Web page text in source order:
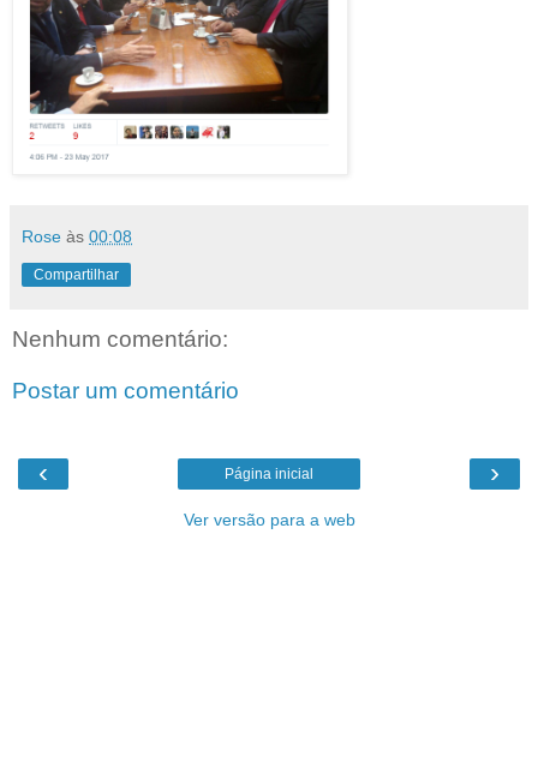
Rose às 00:08
Compartilhar
Nenhum comentário:
Postar um comentário
‹ ›
Página inicial
Ver versão para a web